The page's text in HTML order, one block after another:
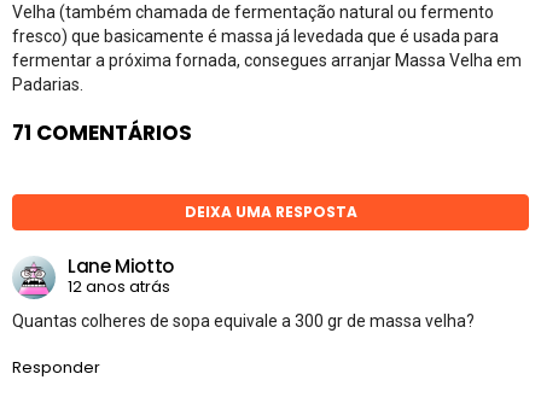
Velha (também chamada de fermentação natural ou fermento
fresco) que basicamente é massa já levedada que é usada para
fermentar a próxima fornada, consegues arranjar Massa Velha em
Padarias.
71 COMENTÁRIOS
DEIXA UMA RESPOSTA
Lane Miotto
12 anos atrás
Quantas colheres de sopa equivale a 300 gr de massa velha?
Responder